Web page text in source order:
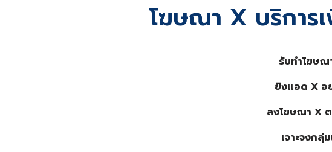
โฆษณา X บริการ
รับทำโฆษณ
ยิงแอด Xอ
ลงโฆษณา Xต
เจาะจงกลุ่